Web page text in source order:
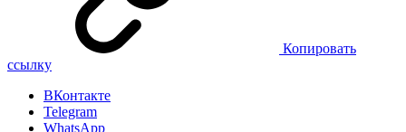
Копировать
ссылку
ВКонтакте
Telegram
WhatsApp